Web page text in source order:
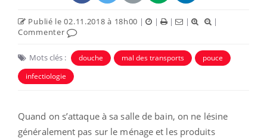
Publié le 02.11.2018 à 18h00 | | | |
|
Commenter
Mots clés : douche mal des transports
pouce
infectiologie
Quand on s’attaque à sa salle de bain, on ne lésine
généralement pas sur le ménage et les produits